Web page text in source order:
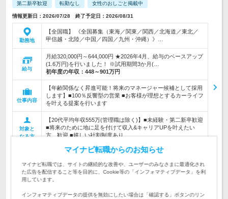
第二新卒歓迎 転勤なし 女性のおしごと掲載中
情報更新日：2026/07/28 終了予定日：2026/08/31
勤務地
【全国職】 《全国募集（東海／関東／関西／北海道／東北／
甲信越・北陸／中国／四国／九州・沖縄）》…
給与
月給320,000円～644,000円 ★2026年4月、給与のベースアップ
(1.6万円)を行いました！ ※試用期間3か月(…
初年度の年収： 448～901万円
仕事内容
【年齢関係なく昇進可能！将来のマネージャー候補として採用
します】■100％反響型の営業 ■お客様が理想とするカーライフ
を叶える提案を行います
対象と
なる方
【20代平均年収555万(管理職は除く)】■未経験・第二新卒歓迎
■将来のために地に足を付けて収入&キャリアUPを叶えたい
方、歓迎 ■嬉しい社割制度あり
設立：1998年12月／従業員数：6,492人／本社所在
地：愛知県
マイナビ転職からのお知らせ
マイナビ転職では、サイトの継続的な改善や、ユーザーのみなさまに最適化され
た広告を配信すること等を目的に、Cookie等の「インフォマティブデータ」を利
用しています。
インフォマティブデータの提供を無効にしたい場合は「確認する」ボタンのリン